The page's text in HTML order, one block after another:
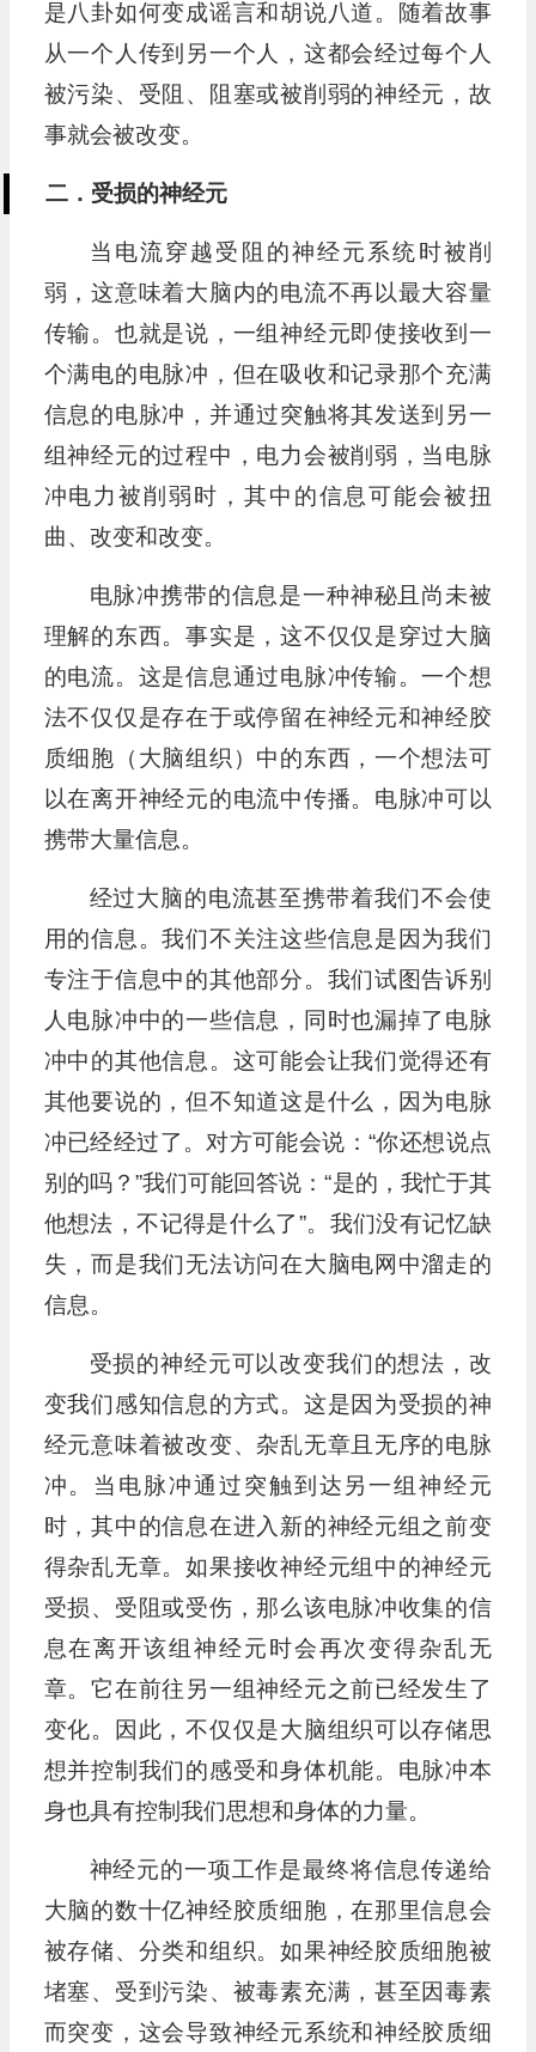
是八卦如何变成谣言和胡说八道。随着故事
从一个人传到另一个人，这都会经过每个人
被污染、受阻、阻塞或被削弱的神经元，故
事就会被改变。
二．受损的神经元
当电流穿越受阻的神经元系统时被削
弱，这意味着大脑内的电流不再以最大容量
传输。也就是说，一组神经元即使接收到一
个满电的电脉冲，但在吸收和记录那个充满
信息的电脉冲，并通过突触将其发送到另一
组神经元的过程中，电力会被削弱，当电脉
冲电力被削弱时，其中的信息可能会被扭
曲、改变和改变。
电脉冲携带的信息是一种神秘且尚未被
理解的东西。事实是，这不仅仅是穿过大脑
的电流。这是信息通过电脉冲传输。一个想
法不仅仅是存在于或停留在神经元和神经胶
质细胞（大脑组织）中的东西，一个想法可
以在离开神经元的电流中传播。电脉冲可以
携带大量信息。
经过大脑的电流甚至携带着我们不会使
用的信息。我们不关注这些信息是因为我们
专注于信息中的其他部分。我们试图告诉别
人电脉冲中的一些信息，同时也漏掉了电脉
冲中的其他信息。这可能会让我们觉得还有
其他要说的，但不知道这是什么，因为电脉
冲已经经过了。对方可能会说：“你还想说点
别的吗？”我们可能回答说：“是的，我忙于其
他想法，不记得是什么了”。我们没有记忆缺
失，而是我们无法访问在大脑电网中溜走的
信息。
受损的神经元可以改变我们的想法，改
变我们感知信息的方式。这是因为受损的神
经元意味着被改变、杂乱无章且无序的电脉
冲。当电脉冲通过突触到达另一组神经元
时，其中的信息在进入新的神经元组之前变
得杂乱无章。如果接收神经元组中的神经元
受损、受阻或受伤，那么该电脉冲收集的信
息在离开该组神经元时会再次变得杂乱无
章。它在前往另一组神经元之前已经发生了
变化。因此，不仅仅是大脑组织可以存储思
想并控制我们的感受和身体机能。电脉冲本
身也具有控制我们思想和身体的力量。
神经元的一项工作是最终将信息传递给
大脑的数十亿神经胶质细胞，在那里信息会
被存储、分类和组织。如果神经胶质细胞被
堵塞、受到污染、被毒素充满，甚至因毒素
而突变，这会导致神经元系统和神经胶质细